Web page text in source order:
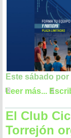
Este sábado por
Leer más...
El Club
Torrejón